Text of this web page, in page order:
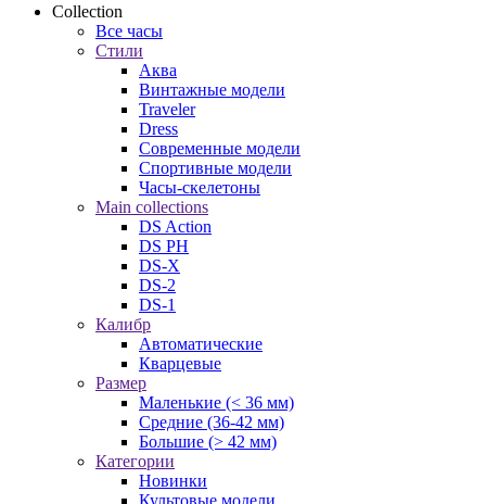
Collection
Все часы
Стили
Аква
Винтажные модели
Traveler
Dress
Современные модели
Спортивные модели
Часы-скелетоны
Main collections
DS Action
DS PH
DS-X
DS-2
DS-1
Калибр
Автоматические
Кварцевые
Размер
Маленькие (< 36 мм)
Средние (36-42 мм)
Большие (> 42 мм)
Категории
Новинки
Культовые модели